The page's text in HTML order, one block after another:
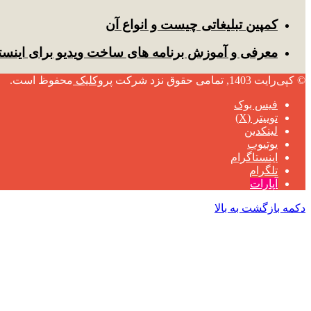
کمپین تبلیغاتی چیست و انواع آن
معرفی و آموزش برنامه های ساخت ویدیو برای
© کپی‌رایت 1403, تمامی حقوق نزد شرکت پروکلیک محفوظ است.
فیس بوک
توییتر (X)
لینکدین
یوتیوب
اینستاگرام
تلگرام
آپارات
دکمه بازگشت به بالا